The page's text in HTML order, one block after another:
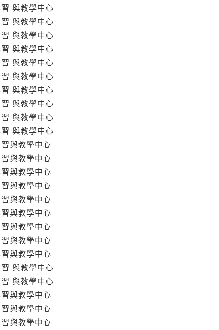
與教學中心
與教學中心
與教學中心
與教學中心
與教學中心
與教學中心
與教學中心
與教學中心
與教學中心
與教學中心
與教學中心
與教學中心
與教學中心
與教學中心
與教學中心
與教學中心
與教學中心
與教學中心
與教學中心
與教學中心
與教學中心
與教學中心
與教學中心
與教學中心